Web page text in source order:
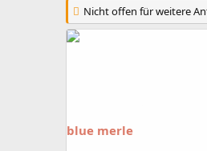
e
m
e
t
g
i
Nicht offen für weitere
blue merle